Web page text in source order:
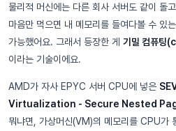
물리적 머신에는 다른 회사 서버도 같이 돌
마음만 먹으면 내 메모리를 들여다볼 수 있
가능했어요. 그래서 등장한 게 기밀 컴퓨
이라는 기술이에요.
AMD가 자사 EPYC 서버 CPU에 넣은
Virtualization - Secure Nested
뭐냐면, 가상머신(VM)의 메모리를 CPU가